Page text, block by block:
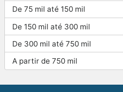
De 75 mil até 150 mil
De 150 mil até 300 mil
De 300 mil até 750 mil
A partir de 750 mil